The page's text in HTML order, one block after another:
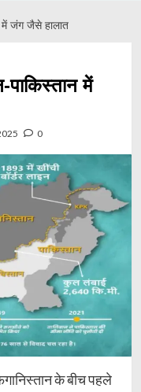
में जंग जैसे हालात
में
0
के बीच पहले